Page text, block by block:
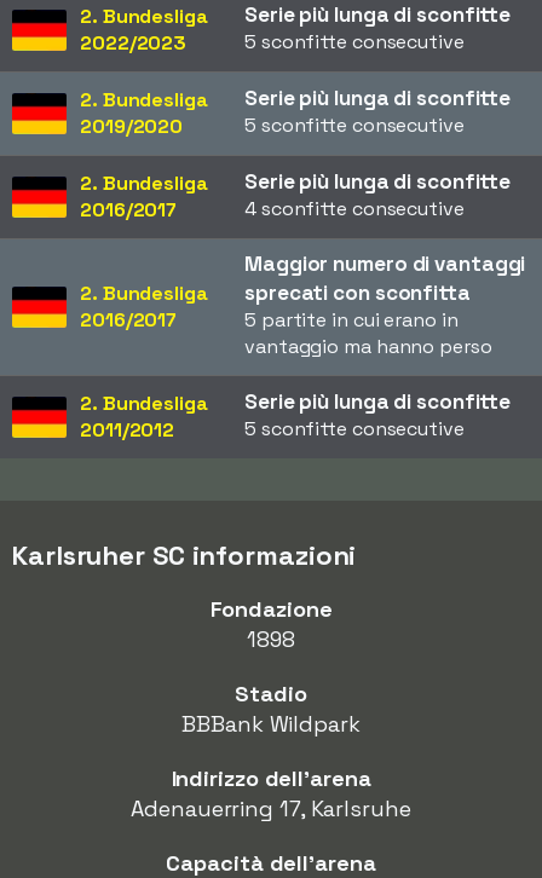
2. Bundesliga
2022/2023
Serie più lunga di sconfitte
5 sconfitte consecutive
2. Bundesliga
2019/2020
Serie più lunga di sconfitte
5 sconfitte consecutive
2. Bundesliga
2016/2017
Serie più lunga di sconfitte
4 sconfitte consecutive
2. Bundesliga
2016/2017
Maggior numero di vantaggi
sprecati con sconfitta
5 partite in cui erano in
vantaggio ma hanno perso
2. Bundesliga
2011/2012
Serie più lunga di sconfitte
5 sconfitte consecutive
Karlsruher SC informazioni
Fondazione
1898
Stadio
BBBank Wildpark
Indirizzo dell'arena
Adenauerring 17, Karlsruhe
Capacità dell'arena